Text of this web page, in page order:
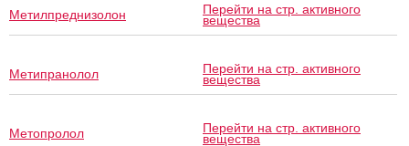
Метилпреднизолон Перейти на стр. активного
вещества
Метипранолол Перейти на стр. активного
вещества
Метопролол Перейти на стр. активного
вещества